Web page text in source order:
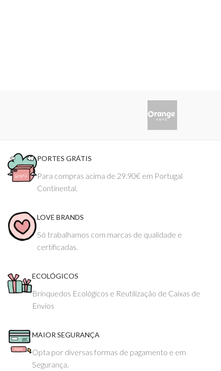
PORTES GRÁTIS
Para compras acima de 29.90€ em Portugal
Continental.
LOVE BRANDS
Só trabalhamos com marcas de qualidade e
certificadas.
ECOLÓGICOS
Brinquedos Ecológicos e Reutilização de Caixas de
Envios
MAIOR SEGURANÇA
Opta por diversas formas de pagamento e em
Segurança.